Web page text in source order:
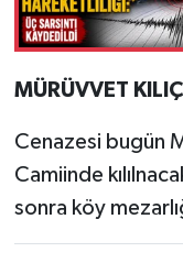
MÜRÜVVET KILIÇ
Cenazesi bugün
Camiinde
sonra köy